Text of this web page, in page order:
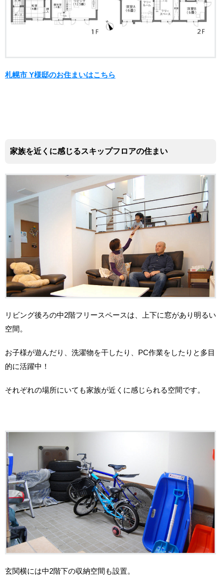
札幌市 Y様邸のお住まいはこちら
家族を近くに感じるスキップフロアの住まい
リビング後ろの中2階フリースペースは、上下に窓があり明るい
空間。
お子様が遊んだり、洗濯物を干したり、PC作業をしたりと多目
的に活躍中！
それぞれの場所にいても家族が近くに感じられる空間です。
玄関横には中2階下の収納空間も設置。